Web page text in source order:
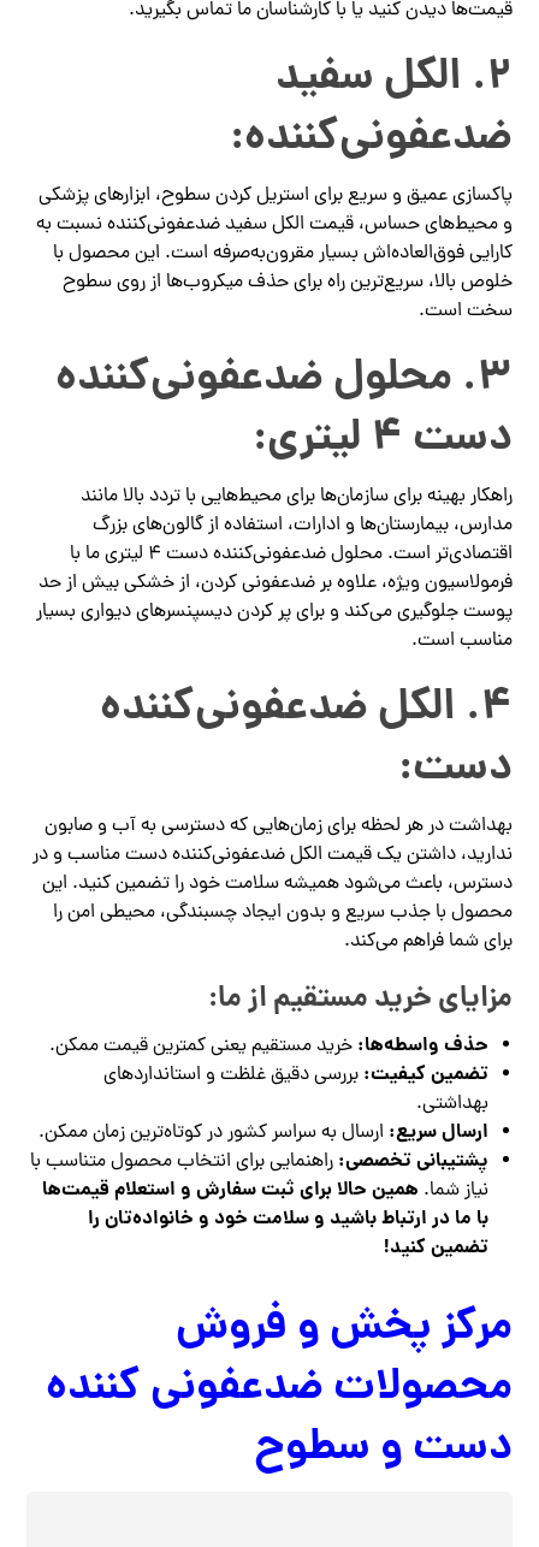
قیمت‌ها دیدن کنید یا با کارشناسان ما تماس بگیرید.
۲. الکل سفید
ضدعفونی‌کننده:
پاکسازی عمیق و سریع برای استریل کردن سطوح، ابزارهای پزشکی
و محیط‌های حساس، قیمت الکل سفید ضدعفونی‌کننده نسبت به
کارایی فوق‌العاده‌اش بسیار مقرون‌به‌صرفه است. این محصول با
خلوص بالا، سریع‌ترین راه برای حذف میکروب‌ها از روی سطوح
سخت است.
۳. محلول ضدعفونی‌کننده
دست ۴ لیتری:
راهکار بهینه برای سازمان‌ها برای محیط‌هایی با تردد بالا مانند
مدارس، بیمارستان‌ها و ادارات، استفاده از گالون‌های بزرگ
اقتصادی‌تر است. محلول ضدعفونی‌کننده دست ۴ لیتری ما با
فرمولاسیون ویژه، علاوه بر ضدعفونی کردن، از خشکی بیش از حد
پوست جلوگیری می‌کند و برای پر کردن دیسپنسرهای دیواری بسیار
مناسب است.
۴. الکل ضدعفونی‌کننده
دست:
بهداشت در هر لحظه برای زمان‌هایی که دسترسی به آب و صابون
ندارید، داشتن یک قیمت الکل ضدعفونی‌کننده دست مناسب و در
دسترس، باعث می‌شود همیشه سلامت خود را تضمین کنید. این
محصول با جذب سریع و بدون ایجاد چسبندگی، محیطی امن را
برای شما فراهم می‌کند.
مزایای خرید مستقیم از ما:
حذف واسطه‌ها: خرید مستقیم یعنی کمترین قیمت ممکن.
تضمین کیفیت: بررسی دقیق غلظت و استانداردهای
بهداشتی.
ارسال سریع: ارسال به سراسر کشور در کوتاه‌ترین زمان ممکن.
پشتیبانی تخصصی: راهنمایی برای انتخاب محصول متناسب با
نیاز شما. همین حالا برای ثبت سفارش و استعلام قیمت‌ها
با ما در ارتباط باشید و سلامت خود و خانواده‌تان را
تضمین کنید!
مرکز پخش و فروش
محصولات ضدعفونی کننده
دست و سطوح